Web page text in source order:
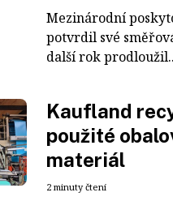
Mezinárodní
potvrdil své
další rok
Kaufland
použité
materiál
2 minuty čtení